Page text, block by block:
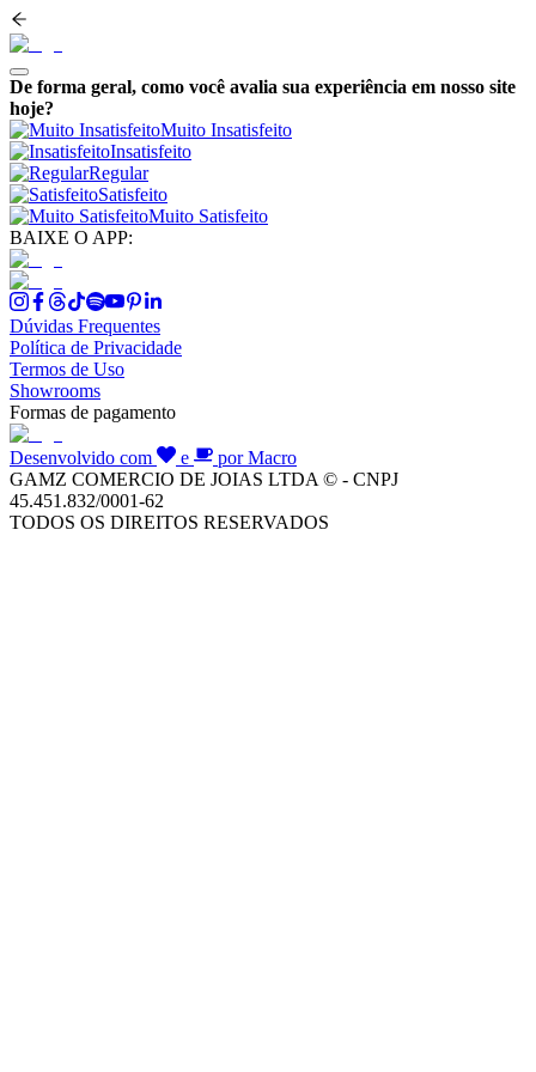
De forma geral, como você avalia sua experiência em nosso site
hoje?
Muito Insatisfeito
Insatisfeito
Regular
Satisfeito
Muito Satisfeito
BAIXE O APP:
Dúvidas Frequentes
Política de Privacidade
Termos de Uso
Showrooms
Formas de pagamento
Desenvolvido com e
por Macro
GAMZ COMERCIO DE JOIAS LTDA © - CNPJ
45.451.832/0001-62
TODOS OS DIREITOS RESERVADOS